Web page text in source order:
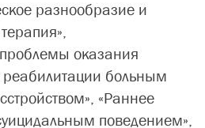
разнообразие и
оказания
больным
«Раннее
поведением»,